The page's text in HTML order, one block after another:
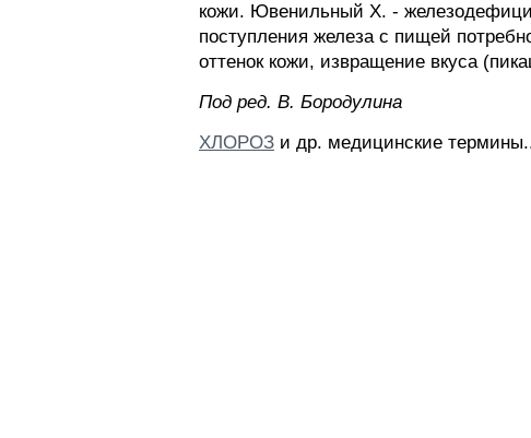
кожи. Ювенильный X. -
поступления железа с пищей
оттенок кожи, извращение вкуса
Пoд peд. B. Бopoдyлинa
ХЛОРОЗ и др. медицинские